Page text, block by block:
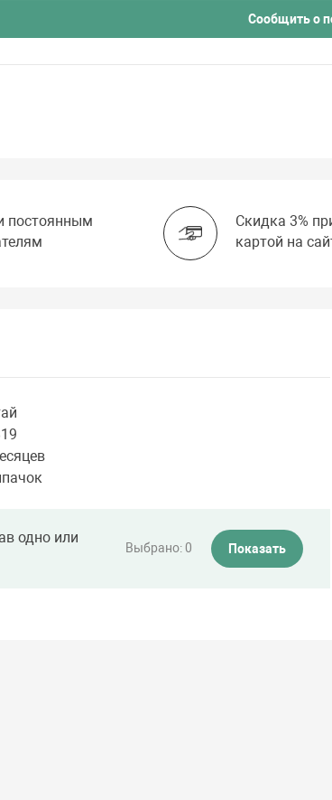
Сообщить о
постоянным
Скидка 3%
картой на
одно или
Выбрано:0 Показать